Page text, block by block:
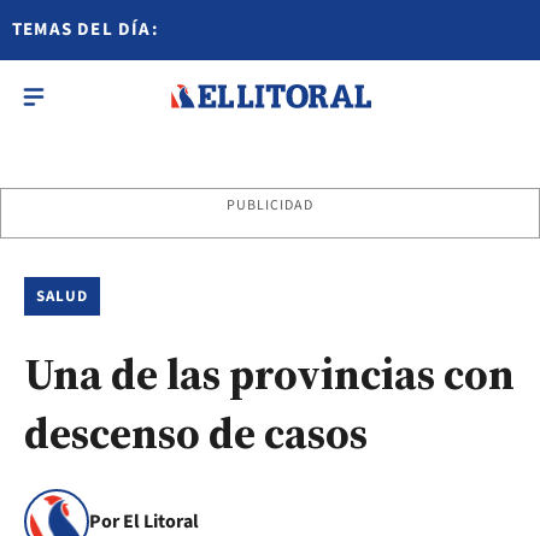
TEMAS DEL DÍA:
PUBLICIDAD
SALUD
Una de las provincias con
descenso de casos
Por El Litoral